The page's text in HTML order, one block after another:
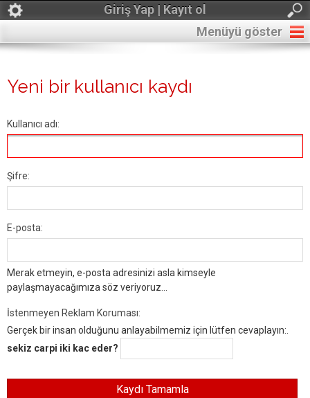
Giriş Yap | Kayıt ol
Menüyü göster
Yeni bir kullanıcı kaydı
Kullanıcı adı:
Şifre:
E-posta:
Merak etmeyin, e-posta adresinizi asla kimseyle
paylaşmayacağımıza söz veriyoruz...
İstenmeyen Reklam Koruması:
Gerçek bir insan olduğunu anlayabilmemiz için lütfen cevaplayın:.
sekiz carpi iki kac eder?